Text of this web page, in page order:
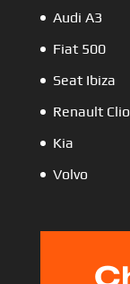
Audi A3
Fiat 500
Seat Ibiza
Renault Clio
Kia
Volvo